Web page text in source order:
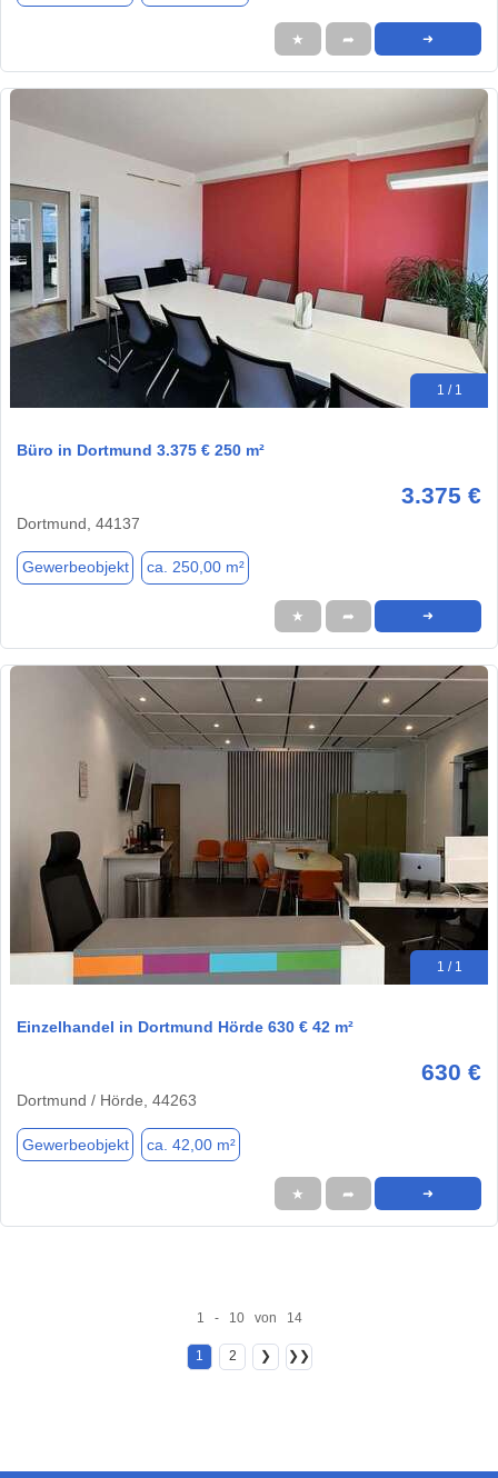
★ ➦ ➜
1 / 1
Büro in Dortmund 3.375 € 250 m²
3.375 €
Dortmund, 44137
Gewerbeobjekt ca. 250,00 m²
★ ➦ ➜
1 / 1
Einzelhandel in Dortmund Hörde 630 € 42 m²
630 €
Dortmund / Hörde, 44263
Gewerbeobjekt ca. 42,00 m²
★ ➦ ➜
1 - 10 von 14
1 2 ❯ ❯❯